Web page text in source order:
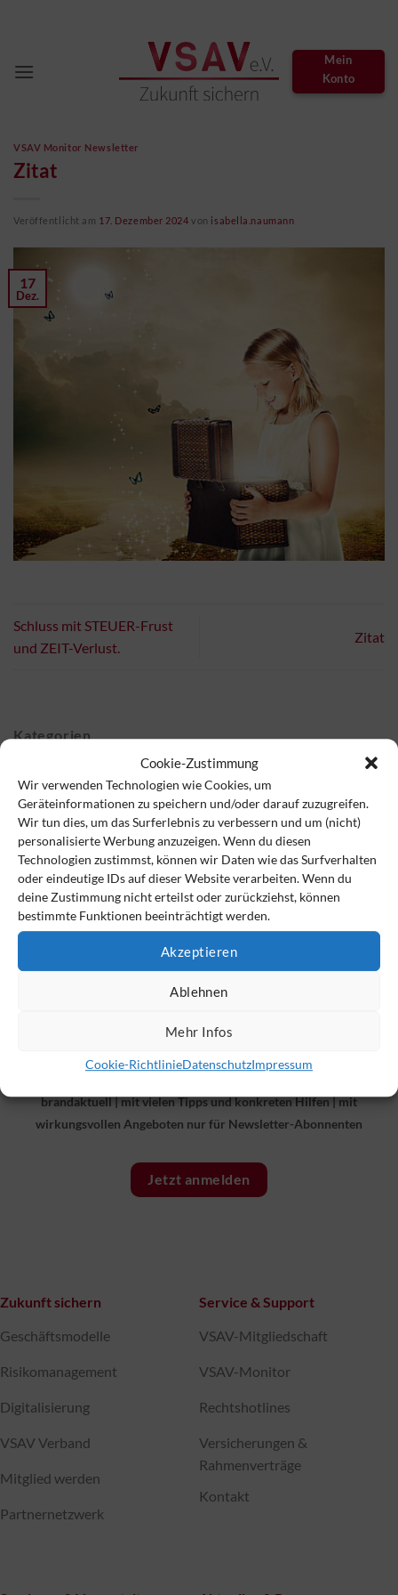
Cookie-Zustimmung
Wir verwenden Technologien wie Cookies, um
Geräteinformationen zu speichern und/oder darauf zuzugreifen.
Wir tun dies, um das Surferlebnis zu verbessern und um (nicht)
personalisierte Werbung anzuzeigen. Wenn du diesen
Technologien zustimmst, können wir Daten wie das Surfverhalten
oder eindeutige IDs auf dieser Website verarbeiten. Wenn du
deine Zustimmung nicht erteilst oder zurückziehst, können
bestimmte Funktionen beeinträchtigt werden.
Akzeptieren
Ablehnen
Mehr Infos
Cookie-RichtlinieDatenschutzImpressum
Mein
Konto
VSAV Monitor Newsletter
Zitat
Veröffentlicht am 17. Dezember 2024 von isabella.naumann
17
Dez.
Schluss mit STEUER-Frust
und ZEIT-Verlust.
Zitat
Kategorien
Blog(50)
VSAV Monitor Newsletter(288)
brandaktuell|mit vielen Tipps und konkreten Hilfen|mit
wirkungsvollen Angeboten nur für Newsletter-Abonnenten
Jetzt anmelden
Zukunft sichern
Geschäftsmodelle
Risikomanagement
Digitalisierung
VSAV Verband
Mitglied werden
Partnernetzwerk
Service & Support
VSAV-Mitgliedschaft
VSAV-Monitor
Rechtshotlines
Versicherungen &
Rahmenverträge
Kontakt